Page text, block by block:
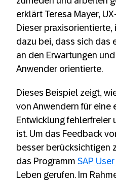
erklärt Teresa Mayer,
Dieser
dazu bei, dass sich das
an den Erwartungen
Anwender orientierte.
Dieses Beispiel zeigt,
von Anwendern für eine
Entwicklung fehlerfreier
ist. Um das Feedback
besser berücksichtigen
das Programm SAP
Leben gerufen. Im